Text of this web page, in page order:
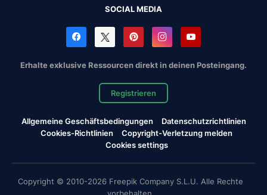
SOCIAL MEDIA
Erhalte exklusive Ressourcen direkt in deinen Posteingang.
Registrieren
Allgemeine Geschäftsbedingungen
Datenschutzrichtlinien
Cookies-Richtlinien
Copyright-Verletzung melden
Cookies settings
Copyright © 2010-2026 Freepik Company S.L.U. Alle Rechte